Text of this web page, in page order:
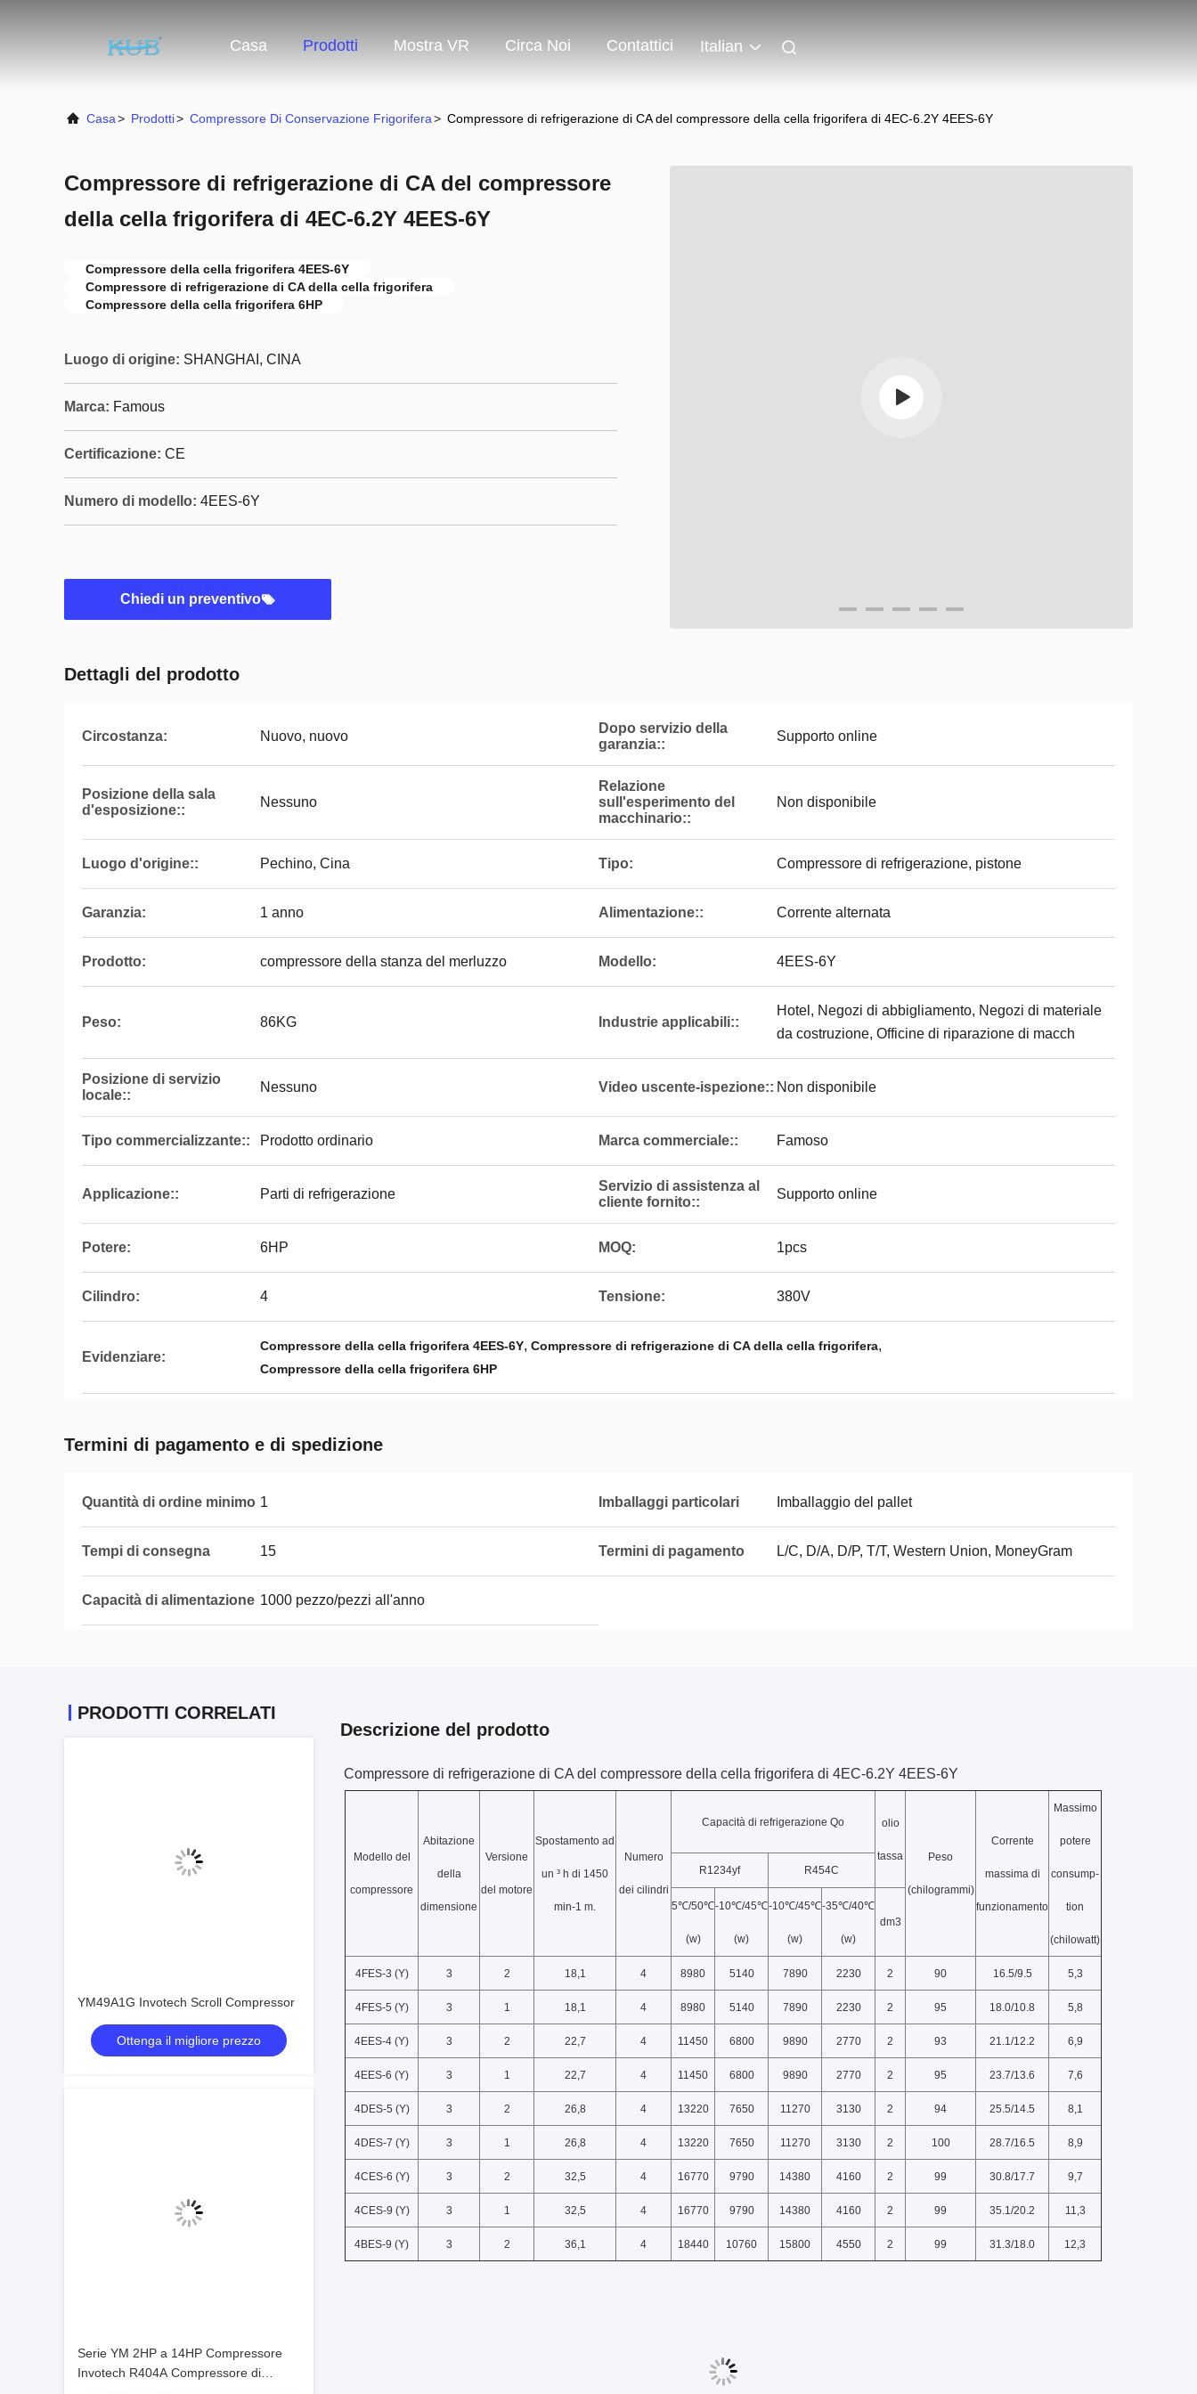
Casa Prodotti Mostra VR Circa Noi Contattici Italian
Casa> Prodotti> Compressore Di Conservazione Frigorifera> Compressore di refrigerazione di CA del compressore della cella frigorifera di 4EC-6.2Y 4EES-6Y
Compressore di refrigerazione di CA del compressore
della cella frigorifera di 4EC-6.2Y 4EES-6Y
Compressore della cella frigorifera 4EES-6Y
Compressore di refrigerazione di CA della cella frigorifera
Compressore della cella frigorifera 6HP
Luogo di origine: SHANGHAI, CINA
Marca: Famous
Certificazione: CE
Numero di modello: 4EES-6Y
Chiedi un preventivo
Dettagli del prodotto
Circostanza: Nuovo, nuovo
Dopo servizio della
garanzia::
Supporto online
Posizione della sala
d'esposizione::
Nessuno
Relazione
sull'esperimento del
macchinario::
Non disponibile
Luogo d'origine:: Pechino, Cina Tipo: Compressore di refrigerazione, pistone
Garanzia: 1 anno Alimentazione:: Corrente alternata
Prodotto: compressore della stanza del merluzzo Modello: 4EES-6Y
Peso: 86KG Industrie applicabili::
Hotel, Negozi di abbigliamento, Negozi di materiale
da costruzione, Officine di riparazione di macch
Posizione di servizio
locale::
Nessuno Video uscente-ispezione:: Non disponibile
Tipo commercializzante:: Prodotto ordinario Marca commerciale:: Famoso
Applicazione:: Parti di refrigerazione
Servizio di assistenza al
cliente fornito::
Supporto online
Potere: 6HP MOQ: 1pcs
Cilindro: 4 Tensione: 380V
Evidenziare:
Compressore della cella frigorifera 4EES-6Y, Compressore di refrigerazione di CA della cella frigorifera,
Compressore della cella frigorifera 6HP
Termini di pagamento e di spedizione
Quantità di ordine minimo 1 Imballaggi particolari Imballaggio del pallet
Tempi di consegna 15 Termini di pagamento L/C, D/A, D/P, T/T, Western Union, MoneyGram
Capacità di alimentazione 1000 pezzo/pezzi all'anno
PRODOTTI CORRELATI
YM49A1G Invotech Scroll Compressor
Ottenga il migliore prezzo
Serie YM 2HP a 14HP Compressore
Invotech R404A Compressore di
Descrizione del prodotto
Compressore di refrigerazione di CA del compressore della cella frigorifera di 4EC-6.2Y 4EES-6Y
Modello del
compressore
Abitazione
della
dimensione
Versione
del motore
Spostamento ad
un ³ h di 1450
min-1 m.
Numero
dei cilindri
Capacità di refrigerazione Qo olio
tassa Peso
(chilogrammi)
Corrente
massima di
funzionamento
Massimo
potere
consump-
tion
(chilowatt)
R1234yf R454C
5℃/50℃
(w)
-10℃/45℃
(w)
-10℃/45℃
(w)
-35℃/40℃
(w)
dm3
4FES-3 (Y) 3 2 18,1 4 8980 5140 7890 2230 2 90 16.5/9.5 5,3
4FES-5 (Y) 3 1 18,1 4 8980 5140 7890 2230 2 95 18.0/10.8 5,8
4EES-4 (Y) 3 2 22,7 4 11450 6800 9890 2770 2 93 21.1/12.2 6,9
4EES-6 (Y) 3 1 22,7 4 11450 6800 9890 2770 2 95 23.7/13.6 7,6
4DES-5 (Y) 3 2 26,8 4 13220 7650 11270 3130 2 94 25.5/14.5 8,1
4DES-7 (Y) 3 1 26,8 4 13220 7650 11270 3130 2 100 28.7/16.5 8,9
4CES-6 (Y) 3 2 32,5 4 16770 9790 14380 4160 2 99 30.8/17.7 9,7
4CES-9 (Y) 3 1 32,5 4 16770 9790 14380 4160 2 99 35.1/20.2 11,3
4BES-9 (Y) 3 2 36,1 4 18440 10760 15800 4550 2 99 31.3/18.0 12,3